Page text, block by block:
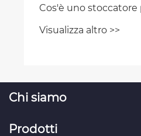
Cos'è uno stoccatore
Visualizza altro >>
Chi siamo
Prodotti